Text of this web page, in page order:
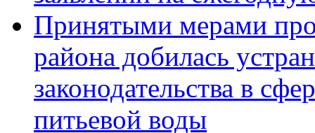
Принятыми мерами
района добилась
законодательства в
питьевой воды